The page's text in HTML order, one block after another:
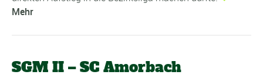
Mehr
SGM II – SC Amorbach